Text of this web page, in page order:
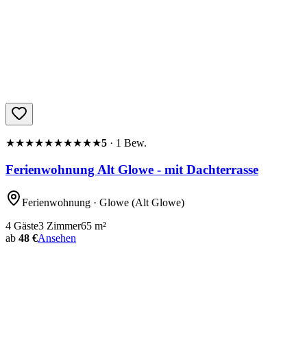
★★★★★★★★★★5 · 1 Bew.
Ferienwohnung Alt Glowe - mit Dachterrasse
Ferienwohnung · Glowe (Alt Glowe)
4 Gäste3 Zimmer65 m²
ab 48 €Ansehen